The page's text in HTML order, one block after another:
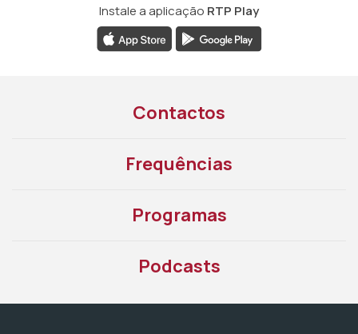
Instale a aplicação RTP Play
Contactos
Frequências
Programas
Podcasts